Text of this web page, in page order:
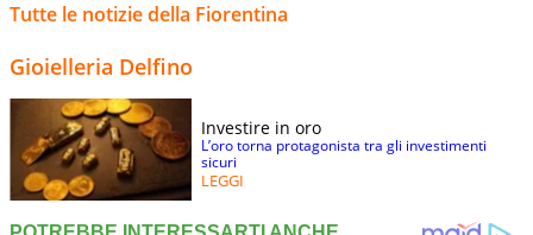
Tutte le notizie della Fiorentina
Gioielleria Delfino
Investire in oro
L’oro torna protagonista tra gli investimenti
sicuri
LEGGI